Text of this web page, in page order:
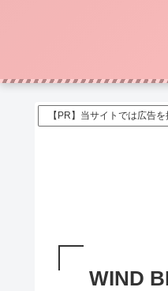
【PR】当サイトでは広告
WIND